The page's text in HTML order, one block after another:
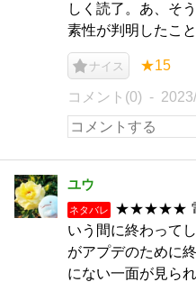
しく読了。あ、そ
素性が判明したこ
ナイス ★15
コメント(0)
ユウ
ネタバレ
★★★★★ 電
いう間に終わって
がアプデのために
にない一面が見ら